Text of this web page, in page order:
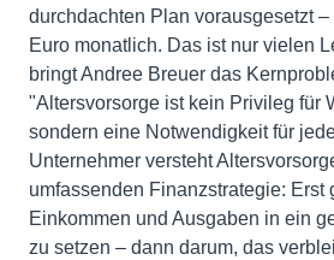
durchdachten Plan vorausgesetzt
Euro monatlich. Das ist nur vielen
bringt Andree Breuer das
"Altersvorsorge ist kein Privileg für
sondern eine Notwendigkeit für
Unternehmer versteht
umfassenden Finanzstrategie: Erst
Einkommen und Ausgaben in ein
zu setzen – dann darum, das